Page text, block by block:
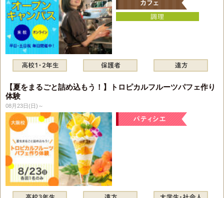
【夏をまるごと詰め込もう！】トロピカルフルーツパフェ作り
体験
08月23日(日)～